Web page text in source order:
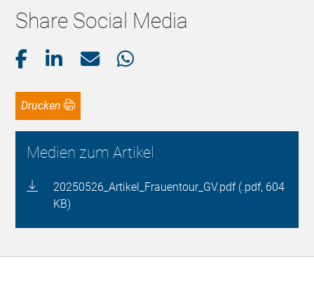
Share Social Media
Drucken
Medien zum Artikel
20250526_Artikel_Frauentour_GV.pdf (.pdf, 604
KB)